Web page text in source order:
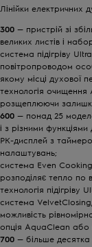
Лінійки електричних
300 — пристрій зі
великих листів і
система підігріву
повітропроводом
якому місці духової
технологія
розщеплюючи
600 — понад 25
і з різними
РК-дисплей з
налаштувань;
система Even
розподіляє тепло по
технологія підігріву
система
можливість
опція AquaClean або
700 — більше